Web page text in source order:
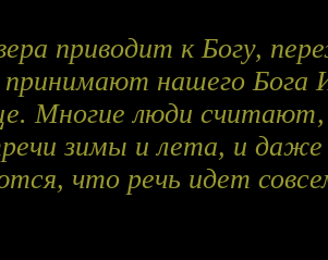
приводит к Богу,
принимают нашего Бога
Многие люди
зимы и лета, и даже
что речь идет